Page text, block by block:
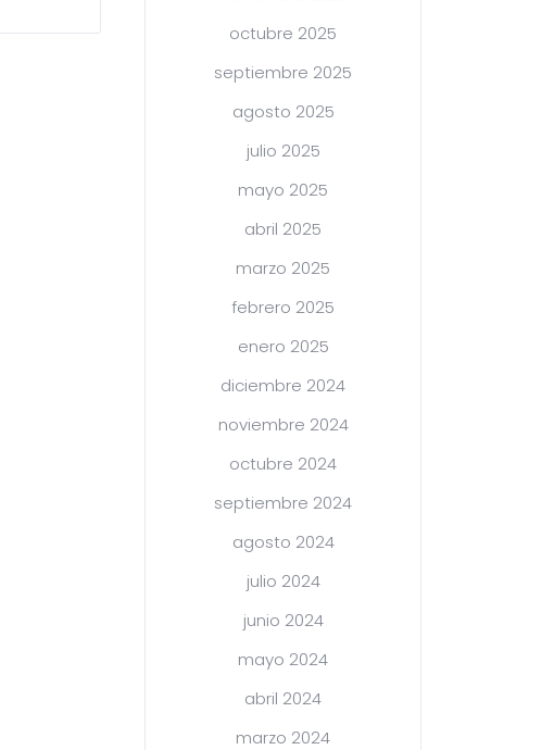
octubre 2025
septiembre 2025
agosto 2025
julio 2025
mayo 2025
abril 2025
marzo 2025
febrero 2025
enero 2025
diciembre 2024
noviembre 2024
octubre 2024
septiembre 2024
agosto 2024
julio 2024
junio 2024
mayo 2024
abril 2024
marzo 2024